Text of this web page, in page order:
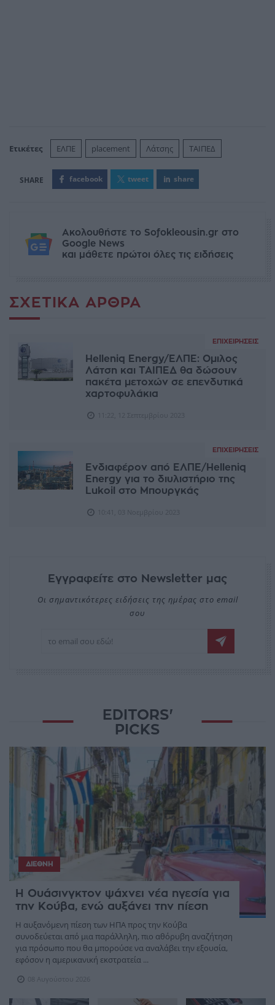
Ετικέτες ΕΛΠΕ placement Λάτσης ΤΑΙΠΕΔ
facebook tweet share
Ακολουθήστε το Sofokleousin.gr στο
Google News
και μάθετε πρώτοι όλες τις ειδήσεις
ΣΧΕΤΙΚΆ ΆΡΘΡΑ
ΕΠΙΧΕΙΡΉΣΕΙΣ
Helleniq Energy/ΕΛΠΕ: Ομιλος
Λάτση και ΤΑΙΠΕΔ θα δώσουν
πακέτα μετοχών σε επενδυτικά
χαρτοφυλάκια
ΕΠΙΧΕΙΡΉΣΕΙΣ
Ενδιαφέρον από ΕΛΠΕ/Helleniq
Energy για το διυλιστήριο της
Lukoil στο Μπουργκάς
Εγγραφείτε στο Newsletter μας
Οι σημαντικότερες ειδήσεις της ημέρας στο email
σου
EDITORS'
PICKS
ΔΙΕΘΝΉ
Η Ουάσινγκτον ψάχνει νέα ηγεσία για
την Κούβα, ενώ αυξάνει την πίεση
Η αυξανόμενη πίεση των ΗΠΑ προς την Κούβα
συνοδεύεται από μια παράλληλη, πιο αθόρυβη αναζήτηση
για πρόσωπο που θα μπορούσε να αναλάβει την εξουσία,
εφόσον η αμερικανική εκστρατεία ...
08 Αυγούστου 2026